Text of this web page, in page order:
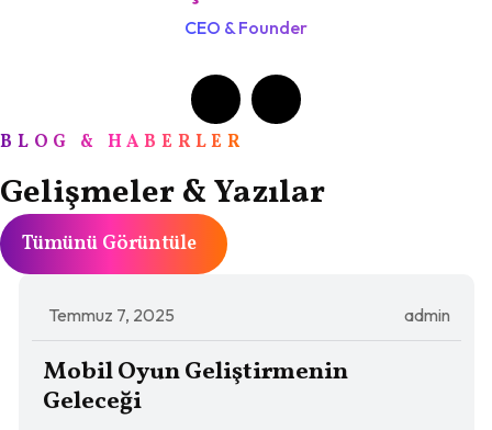
CEO & Founder
BLOG & HABERLER
Gelişmeler & Yazılar
Tümünü Görüntüle
Temmuz 7, 2025 admin
Mobil Oyun Geliştirmenin
Geleceği